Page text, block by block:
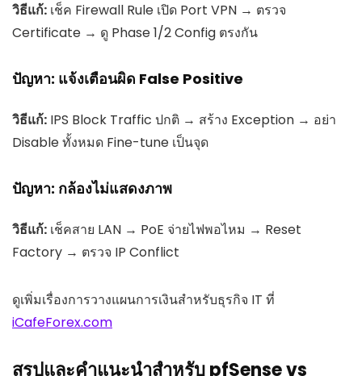
วิธีแก้: เช็ค Firewall Rule เปิด Port VPN → ตรวจ
Certificate → ดู Phase 1/2 Config ตรงกัน
ปัญหา: แจ้งเตือนผิด False Positive
วิธีแก้: IPS Block Traffic ปกติ → สร้าง Exception → อย่า
Disable ทั้งหมด Fine-tune เป็นจุด
ปัญหา: กล้องไม่แสดงภาพ
วิธีแก้: เช็คสาย LAN → PoE จ่ายไฟพอไหม → Reset
Factory → ตรวจ IP Conflict
ดูเพิ่มเรื่องการวางแผนการเงินสำหรับธุรกิจ IT ที่
iCafeForex.com
สรุปและคำแนะนำสำหรับ pfSense vs